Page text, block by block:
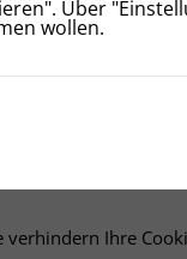
verhindern Ihre
Über
wollen.